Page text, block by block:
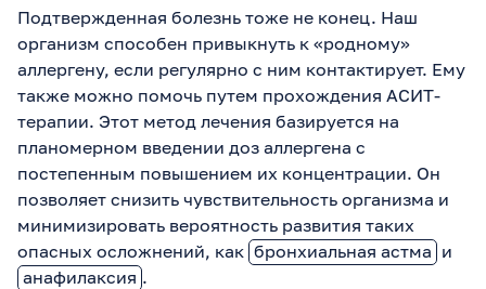
вечером — лазалка,
удочка. Убрали источник
стресса: не оставляем
одного надолго. 4.
Кастрация: Сделали —
метки от гормонов ушли!
5. Запахи и чистка:
лавандой и цитрусовым
маслом, кровать накрыли
клеенкой временно.
Запах мочи убрали содой
+ уксусом — супер
впитывает! Перекись
водорода для дивана. 6.
Подтвержденная болезнь тоже не конец. Наш
организм способен привыкнуть к «родному»
аллергену, если регулярно с ним контактирует. Ему
также можно помочь путем прохождения АСИТ-
терапии. Этот метод лечения базируется на
планомерном введении доз аллергена с
постепенным повышением их концентрации. Он
позволяет снизить чувствительность организма и
минимизировать вероятность развития таких
опасных осложнений, как бронхиальная астма и
анафилаксия .